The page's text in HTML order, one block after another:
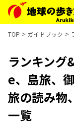
TOP ガイドブック
ランキン
e、島旅、
旅の読み物
一覧